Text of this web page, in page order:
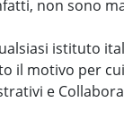
non sono
istituto
il motivo per
e